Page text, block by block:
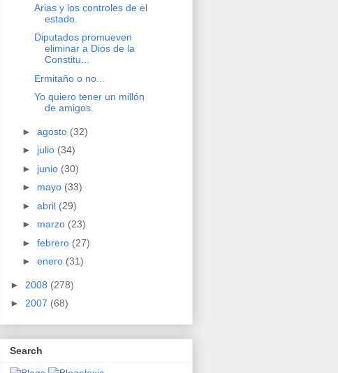
Arias y los controles de el
estado.
Diputados promueven
eliminar a Dios de la
Constitu...
Ermitaño o no...
Yo quiero tener un millón
de amigos.
► agosto (32)
► julio (34)
► junio (30)
► mayo (33)
► abril (29)
► marzo (23)
► febrero (27)
► enero (31)
► 2008 (278)
► 2007 (68)
Search